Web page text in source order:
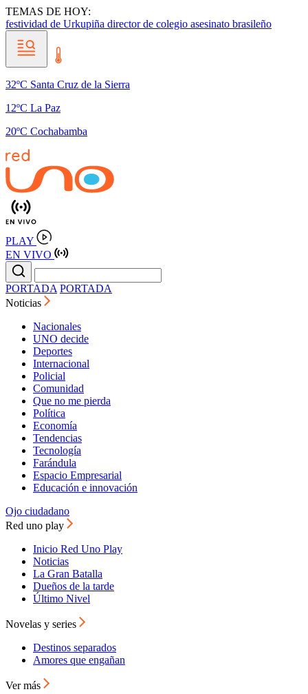
TEMAS DE HOY:
festividad de Urkupiña director de colegio asesinato brasileño
32ºC Santa Cruz de la Sierra
12ºC La Paz
20ºC Cochabamba
PLAY
EN VIVO
PORTADA PORTADA
Noticias
Nacionales
UNO decide
Deportes
Internacional
Policial
Comunidad
Que no me pierda
Política
Economía
Tendencias
Tecnología
Farándula
Espacio Empresarial
Educación e innovación
Ojo ciudadano
Red uno play
Inicio Red Uno Play
Noticias
La Gran Batalla
Dueños de la tarde
Último Nivel
Novelas y series
Destinos separados
Amores que engañan
Ver más